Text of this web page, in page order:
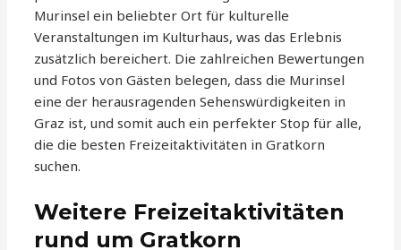
Murinsel ein beliebter Ort für kulturelle
Veranstaltungen im Kulturhaus, was das Erlebnis
zusätzlich bereichert. Die zahlreichen Bewertungen
und Fotos von Gästen belegen, dass die Murinsel
eine der herausragenden Sehenswürdigkeiten in
Graz ist, und somit auch ein perfekter Stop für alle,
die die besten Freizeitaktivitäten in Gratkorn
suchen.
Weitere Freizeitaktivitäten
rund um Gratkorn